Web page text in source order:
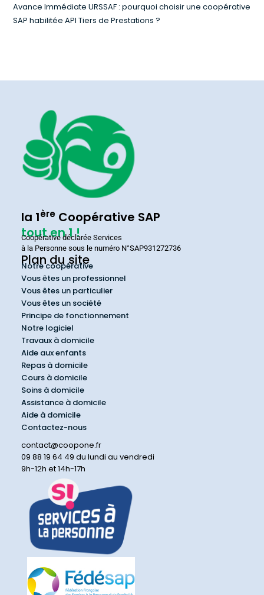
Avance Immédiate URSSAF : pourquoi choisir une coopérative
SAP habilitée API Tiers de Prestations ?
la 1ère Coopérative SAP
tout en 1 !
Coopérative déclarée Services
à la Personne sous le numéro N°SAP931272736
Plan du site
Notre coopérative
Vous êtes un professionnel
Vous êtes un particulier
Vous êtes un société
Principe de fonctionnement
Notre logiciel
Travaux à domicile
Aide aux enfants
Repas à domicile
Cours à domicile
Soins à domicile
Assistance à domicile
Aide à domicile
Contactez-nous
contact@coopone.fr
09 88 19 64 49 du lundi au vendredi
9h-12h et 14h-17h